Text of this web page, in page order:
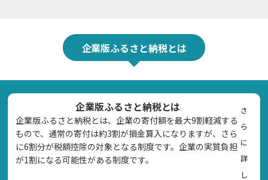
企業版ふるさと納税とは
企業版ふるさと納税とは
企業版ふるさと納税とは、企業の寄付額を最大9割軽減する
もので、通常の寄付は約3割が損金算入になりますが、さら
に6割分が税額控除の対象となる制度です。企業の実質負担
が1割になる可能性がある制度です。
さ
ら
に
詳
し